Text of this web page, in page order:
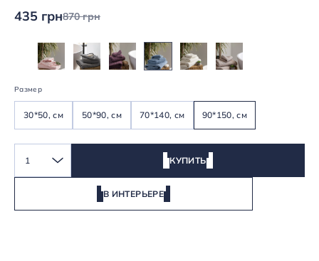
435 грн870 грн
Размер
30*50, см 50*90, см 70*140, см 90*150, см
1 КУПИТЬ
В ИНТЕРЬЕРЕ